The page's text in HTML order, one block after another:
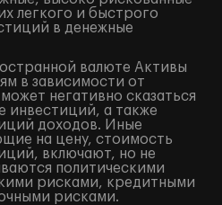
легкого и быстрого
в денежные
валюте Активы
в зависимости от
негативно сказаться
инвестиций, а также
доходов. Иные
на цену, стоимость
включают, но не
политическими
рисками, кредитными
рисками.